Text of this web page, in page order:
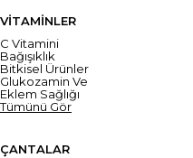
VİTAMİNLER
C Vitamini
Bağışıklık
Bitkisel Ürünler
Glukozamin Ve
Eklem Sağlığı
Tümünü Gör
ÇANTALAR